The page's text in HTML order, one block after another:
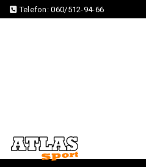
Telefon:060/512-94-66